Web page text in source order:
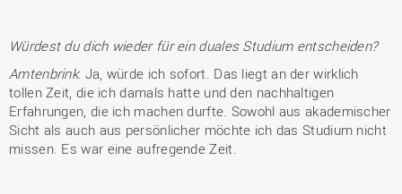
Würdest du dich wieder für ein duales Studium entscheiden?
Amtenbrink: Ja, würde ich sofort. Das liegt an der wirklich
tollen Zeit, die ich damals hatte und den nachhaltigen
Erfahrungen, die ich machen durfte. Sowohl aus akademischer
Sicht als auch aus persönlicher möchte ich das Studium nicht
missen. Es war eine aufregende Zeit.